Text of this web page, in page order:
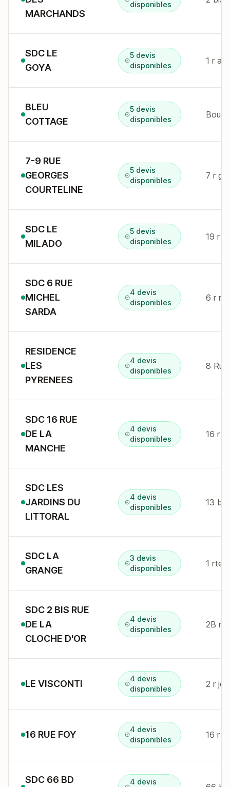
MARCHANDS
disponibles
SDC LE
GOYA
5 devis
disponibles
1 r
BLEU
COTTAGE
5 devis
disponibles
7-9 RUE
GEORGES
COURTELINE
5 devis
disponibles
7 r
SDC LE
MILADO
5 devis
disponibles
19 r
SDC 6 RUE
MICHEL
SARDA
4 devis
disponibles
6 r
RESIDENCE
LES
PYRENEES
4 devis
disponibles
8
SDC 16 RUE
DE LA
MANCHE
4 devis
disponibles
16 r
SDC LES
JARDINS DU
LITTORAL
4 devis
disponibles
SDC LA
GRANGE
3 devis
disponibles
1 rte
SDC 2 BIS RUE
DE LA
CLOCHE D'OR
4 devis
disponibles
2B r
LE VISCONTI
4 devis
disponibles
2 r
16 RUE FOY
4 devis
disponibles
SDC 66 BD
4 devis